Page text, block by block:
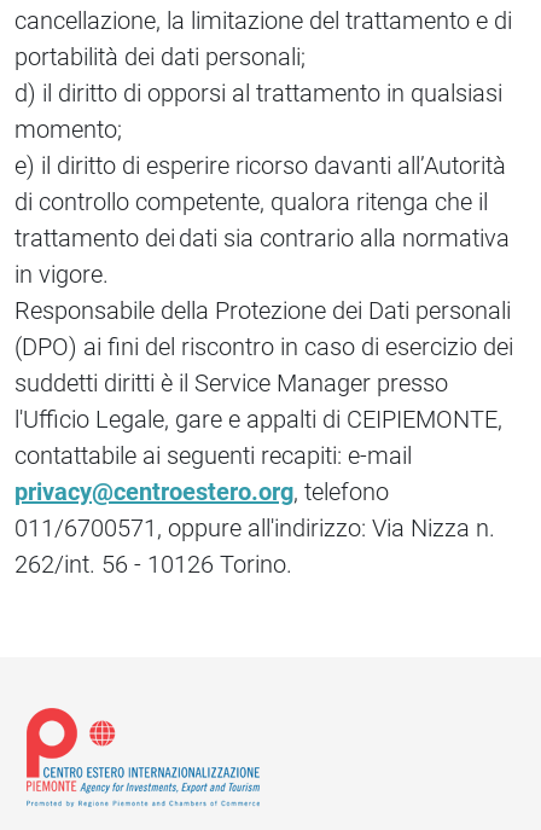
cancellazione, la limitazione del trattamento e di
portabilità dei dati personali;
d) il diritto di opporsi al trattamento in qualsiasi
momento;
e) il diritto di esperire ricorso davanti all’Autorità
di controllo competente, qualora ritenga che il
trattamento dei dati sia contrario alla normativa
in vigore.
Responsabile della Protezione dei Dati personali
(DPO) ai fini del riscontro in caso di esercizio dei
suddetti diritti è il Service Manager presso
l'Ufficio Legale, gare e appalti di CEIPIEMONTE,
contattabile ai seguenti recapiti: e-mail
privacy@centroestero.org, telefono
011/6700571, oppure all'indirizzo: Via Nizza n.
262/int. 56 - 10126 Torino.